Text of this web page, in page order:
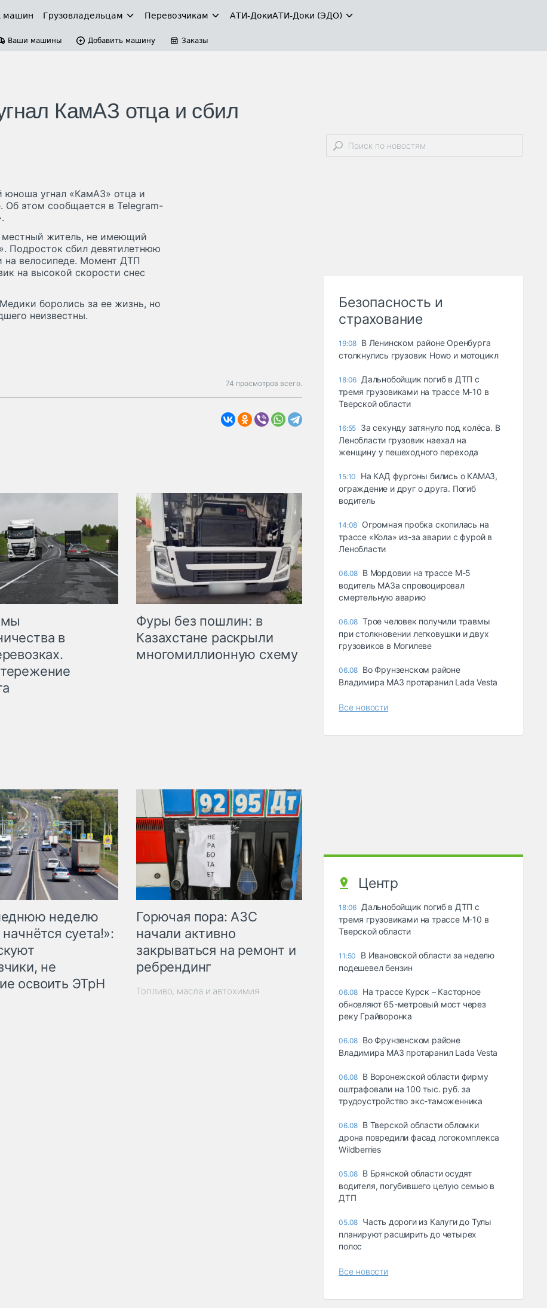
машин Грузовладельцам Перевозчикам АТИ-ДокиАТИ-Доки (ЭДО)
Ваши машины Добавить машину Заказы
КамАЗ отца и сбил
юноша угнал «КамАЗ» отца и
Об этом сообщается в Telegram-
местный житель, не имеющий
Подросток сбил девятилетнюю
на велосипеде. Момент ДТП
на высокой скорости снес
боролись за ее жизнь, но
неизвестны.
74 просмотров всего.
в
Фуры без пошлин: в
Казахстане раскрыли
многомиллионную схему
неделю
начнётся суета!»:
не
освоить ЭТрН
Горючая пора: АЗС
начали активно
закрываться на ремонт и
ребрендинг
Топливо, масла и автохимия
Безопасность и
страхование
19:08 В Ленинском районе Оренбурга
столкнулись грузовик Howo и мотоцикл
18:06 Дальнобойщик погиб в ДТП с
тремя грузовиками на трассе М-10 в
Тверской области
16:55 За секунду затянуло под колёса. В
Ленобласти грузовик наехал на
женщину у пешеходного перехода
15:10
На КАД фургоны бились о КАМАЗ,
ограждение и друг о друга. Погиб
водитель
14:08 Огромная пробка скопилась на
трассе «Кола» из-за аварии с фурой в
Ленобласти
06.08 В Мордовии на трассе М-5
водитель МАЗа спровоцировал
смертельную аварию
06.08 Трое человек получили травмы
при столкновении легковушки и двух
грузовиков в Могилеве
06.08 Во Фрунзенском районе
Владимира МАЗ протаранил Lada Vesta
Все новости
Центр
18:06 Дальнобойщик погиб в ДТП с
тремя грузовиками на трассе М-10 в
Тверской области
11:50
В Ивановской области за неделю
подешевел бензин
06.08 На трассе Курск – Касторное
обновляют 65-метровый мост через
реку Грайворонка
06.08 Во Фрунзенском районе
Владимира МАЗ протаранил Lada Vesta
06.08 В Воронежской области фирму
оштрафовали на 100 тыс. руб. за
трудоустройство экс-таможенника
06.08 В Тверской области обломки
дрона повредили фасад логокомплекса
Wildberries
05.08 В Брянской области осудят
водителя, погубившего целую семью в
ДТП
05.08 Часть дороги из Калуги до Тулы
планируют расширить до четырех
полос
Все новости